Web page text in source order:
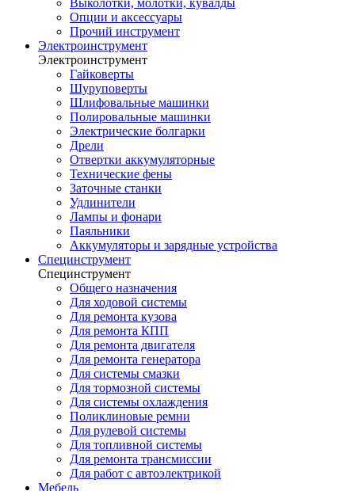
Выколотки, молотки, кувалды
Опции и аксессуары
Прочий инструмент
Электроинструмент
Электроинструмент
Гайковерты
Шуруповерты
Шлифовальные машинки
Полировальные машинки
Электрические болгарки
Дрели
Отвертки аккумуляторные
Технические фены
Заточные станки
Удлинители
Лампы и фонари
Паяльники
Аккумуляторы и зарядные устройства
Специнструмент
Специнструмент
Общего назначения
Для ходовой системы
Для ремонта кузова
Для ремонта КПП
Для ремонта двигателя
Для ремонта генератора
Для системы смазки
Для тормозной системы
Для системы охлаждения
Поликлиновые ремни
Для рулевой системы
Для топливной системы
Для ремонта трансмиссии
Для работ с автоэлектрикой
Мебель